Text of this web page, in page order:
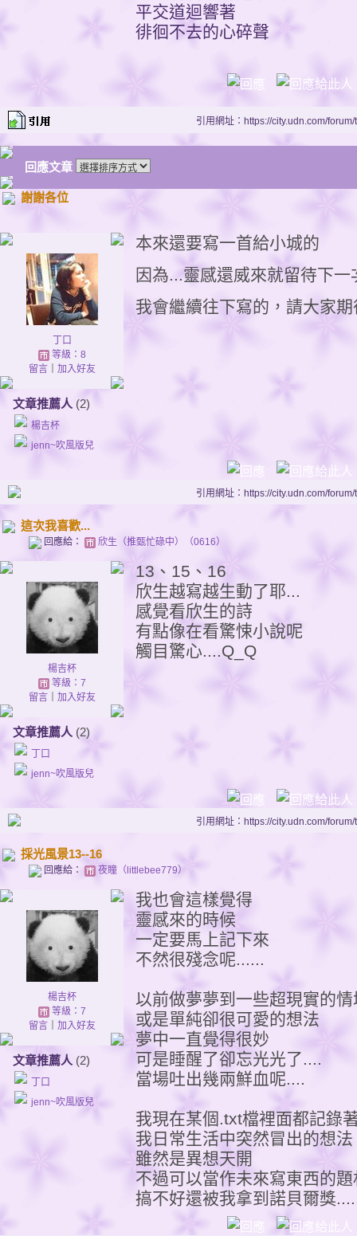
平交道迴響著
徘徊不去的心碎聲
引用網址：https://city.udn.com/
回應文章
謝謝各位
丁口
等級：8
留言｜ 加入好友
文章推薦人 (2)
楊吉杯
jenn~吹風版兒
本來還要寫一首給小城的
因為...靈感還威來就留待下一
我會繼續往下寫的，請大家
引用網址：https://city.udn.com/
這次我喜歡...
回應給： 欣生（推甄忙碌中）（0616）
楊吉杯
等級：7
留言｜ 加入好友
文章推薦人 (2)
丁口
jenn~吹風版兒
13、15、16
欣生越寫越生動了耶...
感覺看欣生的詩
有點像在看驚悚小說呢
觸目驚心....Q_Q
引用網址：https://city.udn.com/
採光風景13--16
回應給： 夜瞳（littlebee779）
楊吉杯
等級：7
留言｜ 加入好友
文章推薦人 (2)
丁口
jenn~吹風版兒
我也會這樣覺得
靈感來的時候
一定要馬上記下來
不然很殘念呢......
以前做夢夢到一些超現實的情
或是單純卻很可愛的想法
夢中一直覺得很妙
可是睡醒了卻忘光光了....
當場吐出幾兩鮮血呢....
我現在某個.txt檔裡面都記錄
我日常生活中突然冒出的想法
雖然是異想天開
不過可以當作未來寫東西的題
搞不好還被我拿到諾貝爾獎